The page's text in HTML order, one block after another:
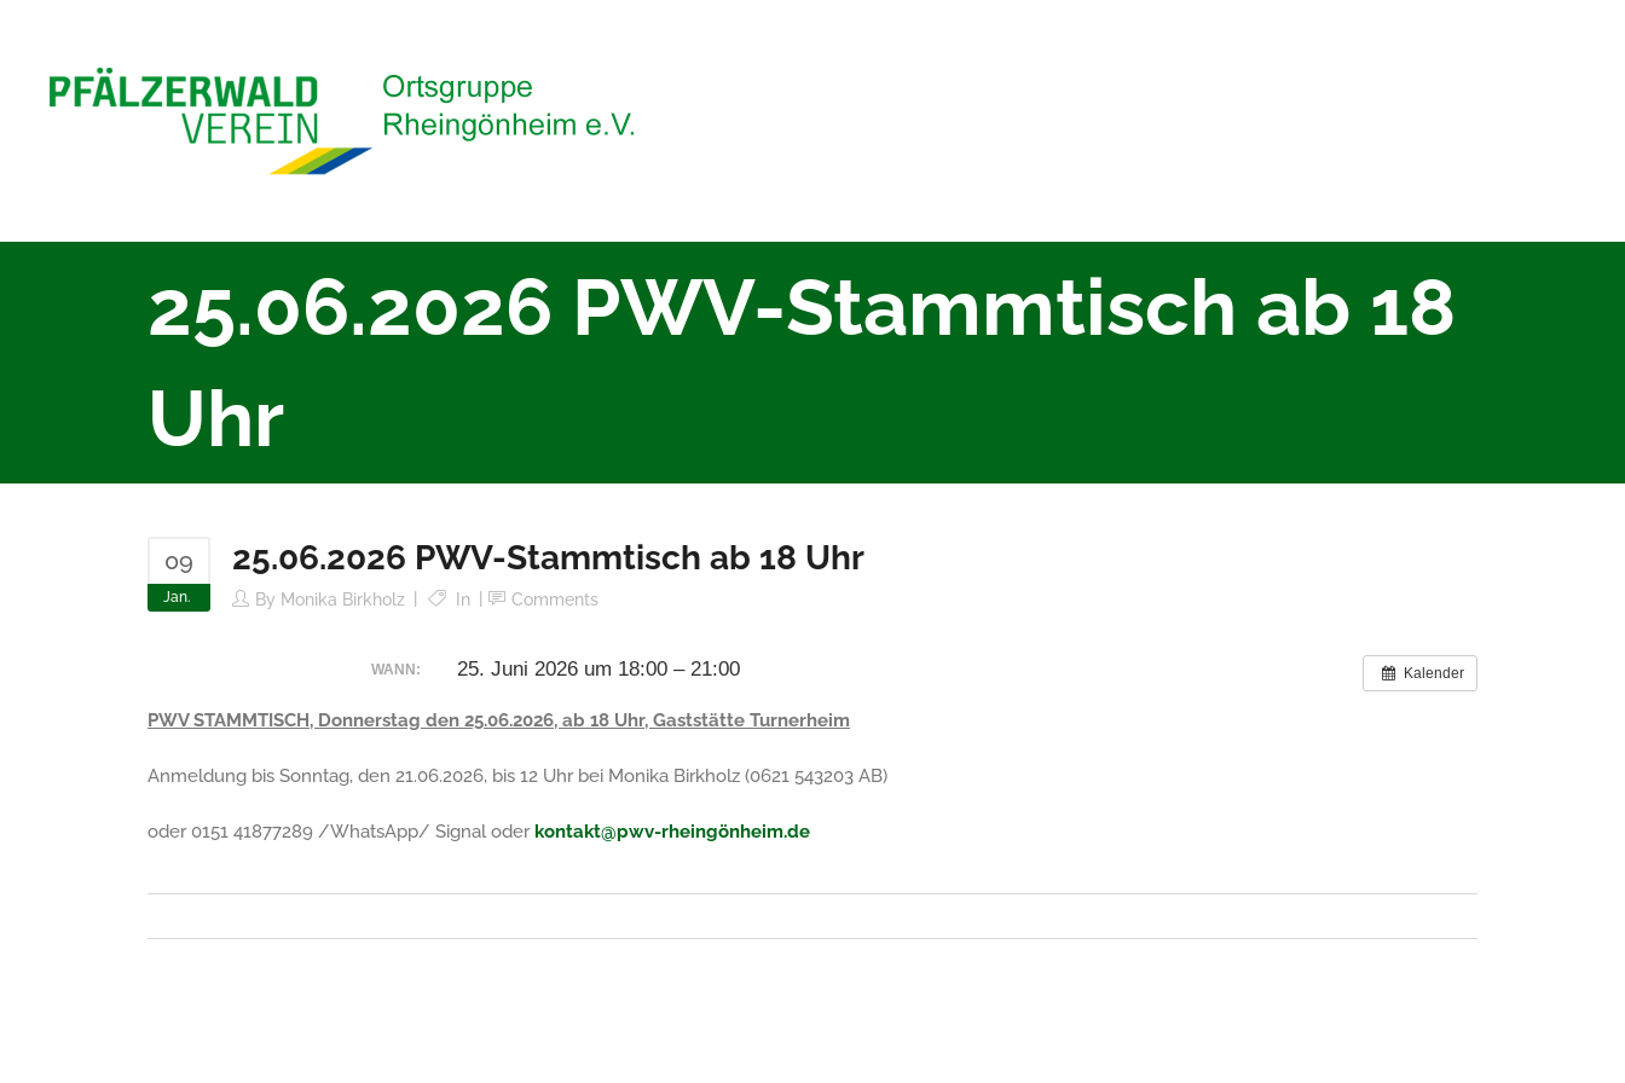
25.06.2026 PWV-Stammtisch ab 18
Uhr
09
Jan.
25.06.2026 PWV-Stammtisch ab 18 Uhr
By Monika Birkholz In Comments
Kalender
WANN: 25. Juni 2026 um 18:00 – 21:00
PWV STAMMTISCH, Donnerstag den 25.06.2026, ab 18 Uhr, Gaststätte Turnerheim
Anmeldung bis Sonntag, den 21.06.2026, bis 12 Uhr bei Monika Birkholz (0621 543203 AB)
oder 0151 41877289 /WhatsApp/ Signal oderkontakt@pwv-rheingönheim.de